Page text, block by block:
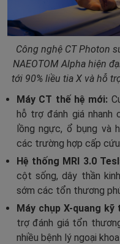
Công nghệ CT Photon
NAEOTOM Alpha hiện
tới 90% liều tia X và hỗ
Máy CT thế hệ mới:
hỗ trợ đánh giá
lồng ngực, ổ bụng và
các trường hợp cấp cứu.
Hệ thống MRI 3.0
cột sống, dây thần
sớm các tổn thương
Máy chụp X-quang
trợ đánh giá tổn
nhiều bệnh lý ngoại khoa